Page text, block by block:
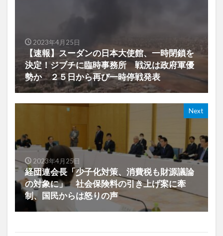
2023年4月25日
【速報】スーダンの日本大使館、一時閉鎖を
決定！ジブチに臨時事務所 戦況は政府軍優
勢か ２５日から再び一時停戦発表
Next
2023年4月25日
経団連会長「少子化対策、消費税も財源議論
の対象に」 社会保険料の引き上げ案に牽
制、国民からは怒りの声